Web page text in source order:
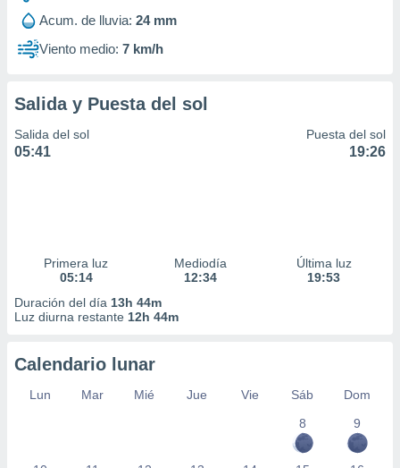
Acum. de lluvia: 24 mm
Viento medio: 7 km/h
Salida y Puesta del sol
Salida del sol
05:41
Puesta del sol
19:26
Primera luz
05:14
Mediodía
12:34
Última luz
19:53
Duración del día 13h 44m
Luz diurna restante 12h 44m
Calendario lunar
Lun Mar Mié Jue Vie Sáb
Dom
8
9